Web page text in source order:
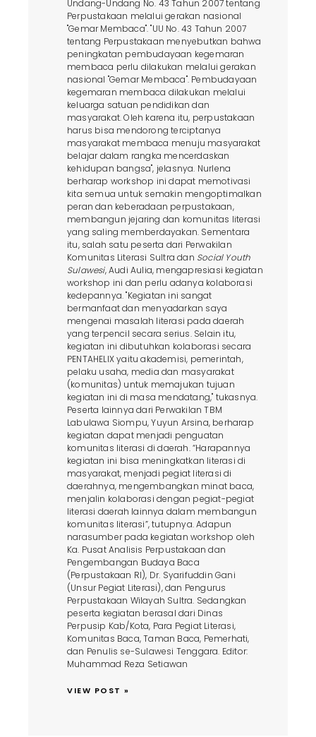
Undang-Undang No. 43 Tahun 2007 tentang
Perpustakaan melalui gerakan nasional
"Gemar Membaca". "UU No. 43 Tahun 2007
tentang Perpustakaan menyebutkan bahwa
peningkatan pembudayaan kegemaran
membaca perlu dilakukan melalui gerakan
nasional "Gemar Membaca". Pembudayaan
kegemaran membaca dilakukan melalui
keluarga satuan pendidikan dan
masyarakat. Oleh karena itu, perpustakaan
harus bisa mendorong terciptanya
masyarakat membaca menuju masyarakat
belajar dalam rangka mencerdaskan
kehidupan bangsa", jelasnya. Nurlena
berharap workshop ini dapat memotivasi
kita semua untuk semakin mengoptimalkan
peran dan keberadaan perpustakaan,
membangun jejaring dan komunitas literasi
yang saling memberdayakan. Sementara
itu, salah satu peserta dari Perwakilan
Komunitas Literasi Sultra dan Social Youth
Sulawesi, Audi Aulia, mengapresiasi kegiatan
workshop ini dan perlu adanya kolaborasi
kedepannya. "Kegiatan ini sangat
bermanfaat dan menyadarkan saya
mengenai masalah literasi pada daerah
yang terpencil secara serius. Selain itu,
kegiatan ini dibutuhkan kolaborasi secara
PENTAHELIX yaitu akademisi, pemerintah,
pelaku usaha, media dan masyarakat
(komunitas) untuk memajukan tujuan
kegiatan ini di masa mendatang," tukasnya.
Peserta lainnya dari Perwakilan TBM
Labulawa Siompu, Yuyun Arsina, berharap
kegiatan dapat menjadi penguatan
komunitas literasi di daerah. “Harapannya
kegiatan ini bisa meningkatkan literasi di
masyarakat, menjadi pegiat literasi di
daerahnya, mengembangkan minat baca,
menjalin kolaborasi dengan pegiat-pegiat
literasi daerah lainnya dalam membangun
komunitas literasi”, tutupnya. Adapun
narasumber pada kegiatan workshop oleh
Ka. Pusat Analisis Perpustakaan dan
Pengembangan Budaya Baca
(Perpustakaan RI), Dr. Syarifuddin Gani
(Unsur Pegiat Literasi), dan Pengurus
Perpustakaan Wilayah Sultra. Sedangkan
peserta kegiatan berasal dari Dinas
Perpusip Kab/Kota, Para Pegiat Literasi,
Komunitas Baca, Taman Baca, Pemerhati,
dan Penulis se-Sulawesi Tenggara. Editor:
Muhammad Reza Setiawan
VIEW POST »